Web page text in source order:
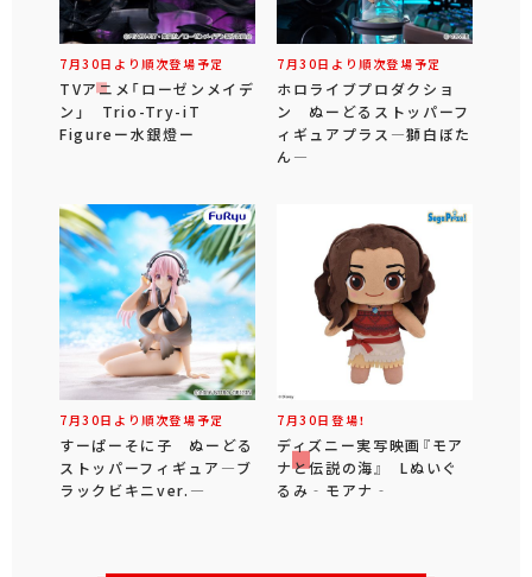
7月30日より順次登場予定
TVアニメ「ローゼンメイデ
ン」 Trio-Try-iT
Figureー水銀燈ー
7月30日より順次登場予定
ホロライブプロダクショ
ン ぬーどるストッパーフ
ィギュアプラス―獅白ぼた
ん―
7月30日より順次登場予定
すーぱーそに子 ぬーどる
ストッパーフィギュア―ブ
ラックビキニver.―
7月30日登場！
ディズニー実写映画『モア
ナと伝説の海』 Lぬいぐ
るみ‐モアナ‐